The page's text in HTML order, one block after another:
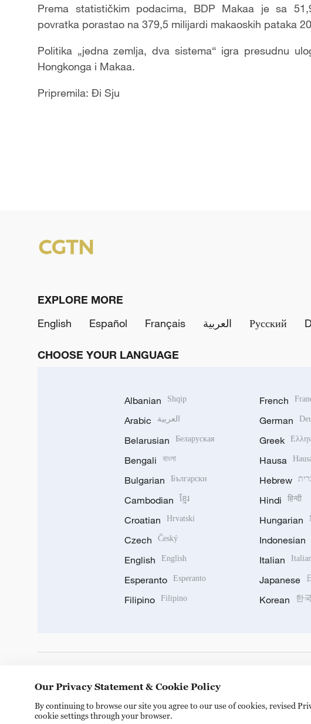
Prema statističkim podacima, BDP Makaa je sa
povratka porastao na 379,5 milijardi makaoskih pataka
Politika „jedna zemlja, dva sistema“ igra presudnu
Hongkonga i Makaa.
Pripremila: Đi Sju
EXPLORE MORE
English
Español Français العربية Русский
CHOOSE YOUR LANGUAGE
Albanian Shqip
Arabic العربية
Belarusian Беларуская
Bengali বাংলা
Bulgarian Български
Cambodian ខ្មែរ
Croatian Hrvatski
Czech Český
English English
Esperanto Esperanto
Filipino Filipino
French
German
Greek
Hausa
Hebrew
Hindi हिन्दी
Hungarian
Indonesian
Italian
Japanese
Korean 한
Our Privacy Statement & Cookie Policy
By continuing to browse our site you agree to our use of cookies, revised
cookie settings through your browser.